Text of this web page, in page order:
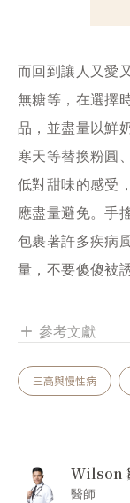
而回到讓人又愛
無糖等，在選擇
品，並盡量以鮮
寒天等替換粉圓
低對甜味的感受
應盡量避免。手
包裹著許多疾病
量，不要傻傻被
add 參考文獻
三高與慢性病
Wilson
醫師